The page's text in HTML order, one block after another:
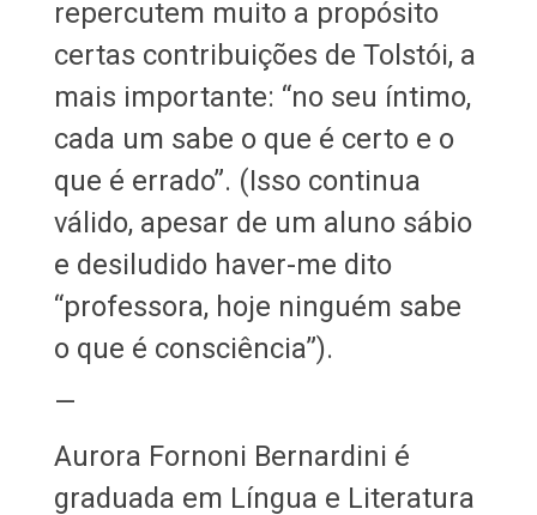
repercutem muito a propósito
certas contribuições de Tolstói, a
mais importante: “no seu íntimo,
cada um sabe o que é certo e o
que é errado”. (Isso continua
válido, apesar de um aluno sábio
e desiludido haver-me dito
“professora, hoje ninguém sabe
o que é consciência”).
—
Aurora Fornoni Bernardini é
graduada em Língua e Literatura